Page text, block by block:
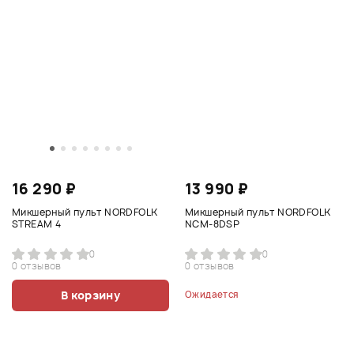
16 290 ₽
Микшерный пульт NORDFOLK
STREAM 4
0
0 отзывов
В корзину
13 990 ₽
Микшерный пульт NORDFOLK
NCM-8DSP
0
0 отзывов
Ожидается